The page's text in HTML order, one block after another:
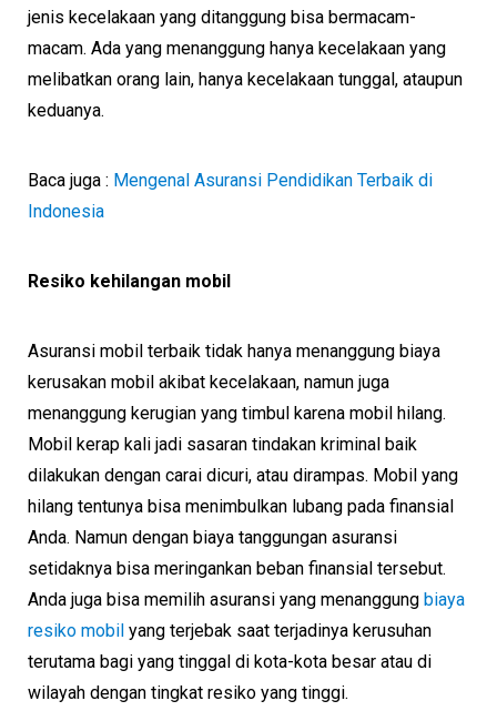
jenis kecelakaan yang ditanggung bisa bermacam-
macam. Ada yang menanggung hanya kecelakaan yang
melibatkan orang lain, hanya kecelakaan tunggal, ataupun
keduanya.
Baca juga : Mengenal Asuransi Pendidikan Terbaik di
Indonesia
Resiko kehilangan mobil
Asuransi mobil terbaik tidak hanya menanggung biaya
kerusakan mobil akibat kecelakaan, namun juga
menanggung kerugian yang timbul karena mobil hilang.
Mobil kerap kali jadi sasaran tindakan kriminal baik
dilakukan dengan carai dicuri, atau dirampas. Mobil yang
hilang tentunya bisa menimbulkan lubang pada finansial
Anda. Namun dengan biaya tanggungan asuransi
setidaknya bisa meringankan beban finansial tersebut.
Anda juga bisa memilih asuransi yang menanggung biaya
resiko mobil yang terjebak saat terjadinya kerusuhan
terutama bagi yang tinggal di kota-kota besar atau di
wilayah dengan tingkat resiko yang tinggi.